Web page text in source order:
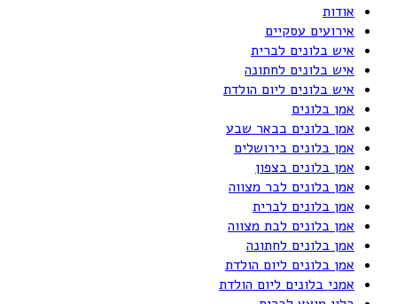
אודות
אירועים עסקיים
איש בלונים לברית
איש בלונים לחתונה
איש בלונים ליום הולדת
אמן בלונים
אמן בלונים בבאר שבע
אמן בלונים בירושלים
אמן בלונים בצפון
אמן בלונים לבר מצווה
אמן בלונים לברית
אמן בלונים לבת מצווה
אמן בלונים לחתונה
אמן בלונים ליום הולדת
אמני בלונים ליום הולדת